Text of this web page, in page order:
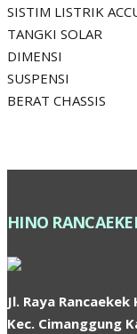
SISTIM LISTRIK
TANGKI SOLAR
DIMENSI
SUSPENSI
BERAT CHASSIS
HINO
Jl. Raya
Kec. Cimanggung